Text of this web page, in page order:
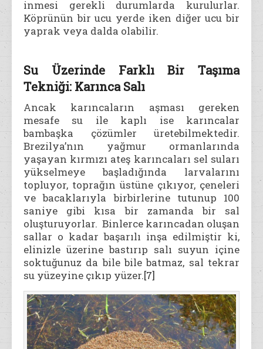
inmesi gerekli durumlarda kurulurlar.
Köprünün bir ucu yerde iken diğer ucu bir
yaprak veya dalda olabilir.
Su Üzerinde Farklı Bir Taşıma
Tekniği: Karınca Salı
Ancak karıncaların aşması gereken
mesafe su ile kaplı ise karıncalar
bambaşka çözümler üretebilmektedir.
Brezilya’nın yağmur ormanlarında
yaşayan kırmızı ateş karıncaları sel suları
yükselmeye başladığında larvalarını
topluyor, toprağın üstüne çıkıyor, çeneleri
ve bacaklarıyla birbirlerine tutunup 100
saniye gibi kısa bir zamanda bir sal
oluşturuyorlar. Binlerce karıncadan oluşan
sallar o kadar başarılı inşa edilmiştir ki,
elinizle üzerine bastırıp salı suyun içine
soktuğunuz da bile bile batmaz, sal tekrar
su yüzeyine çıkıp yüzer.[7]